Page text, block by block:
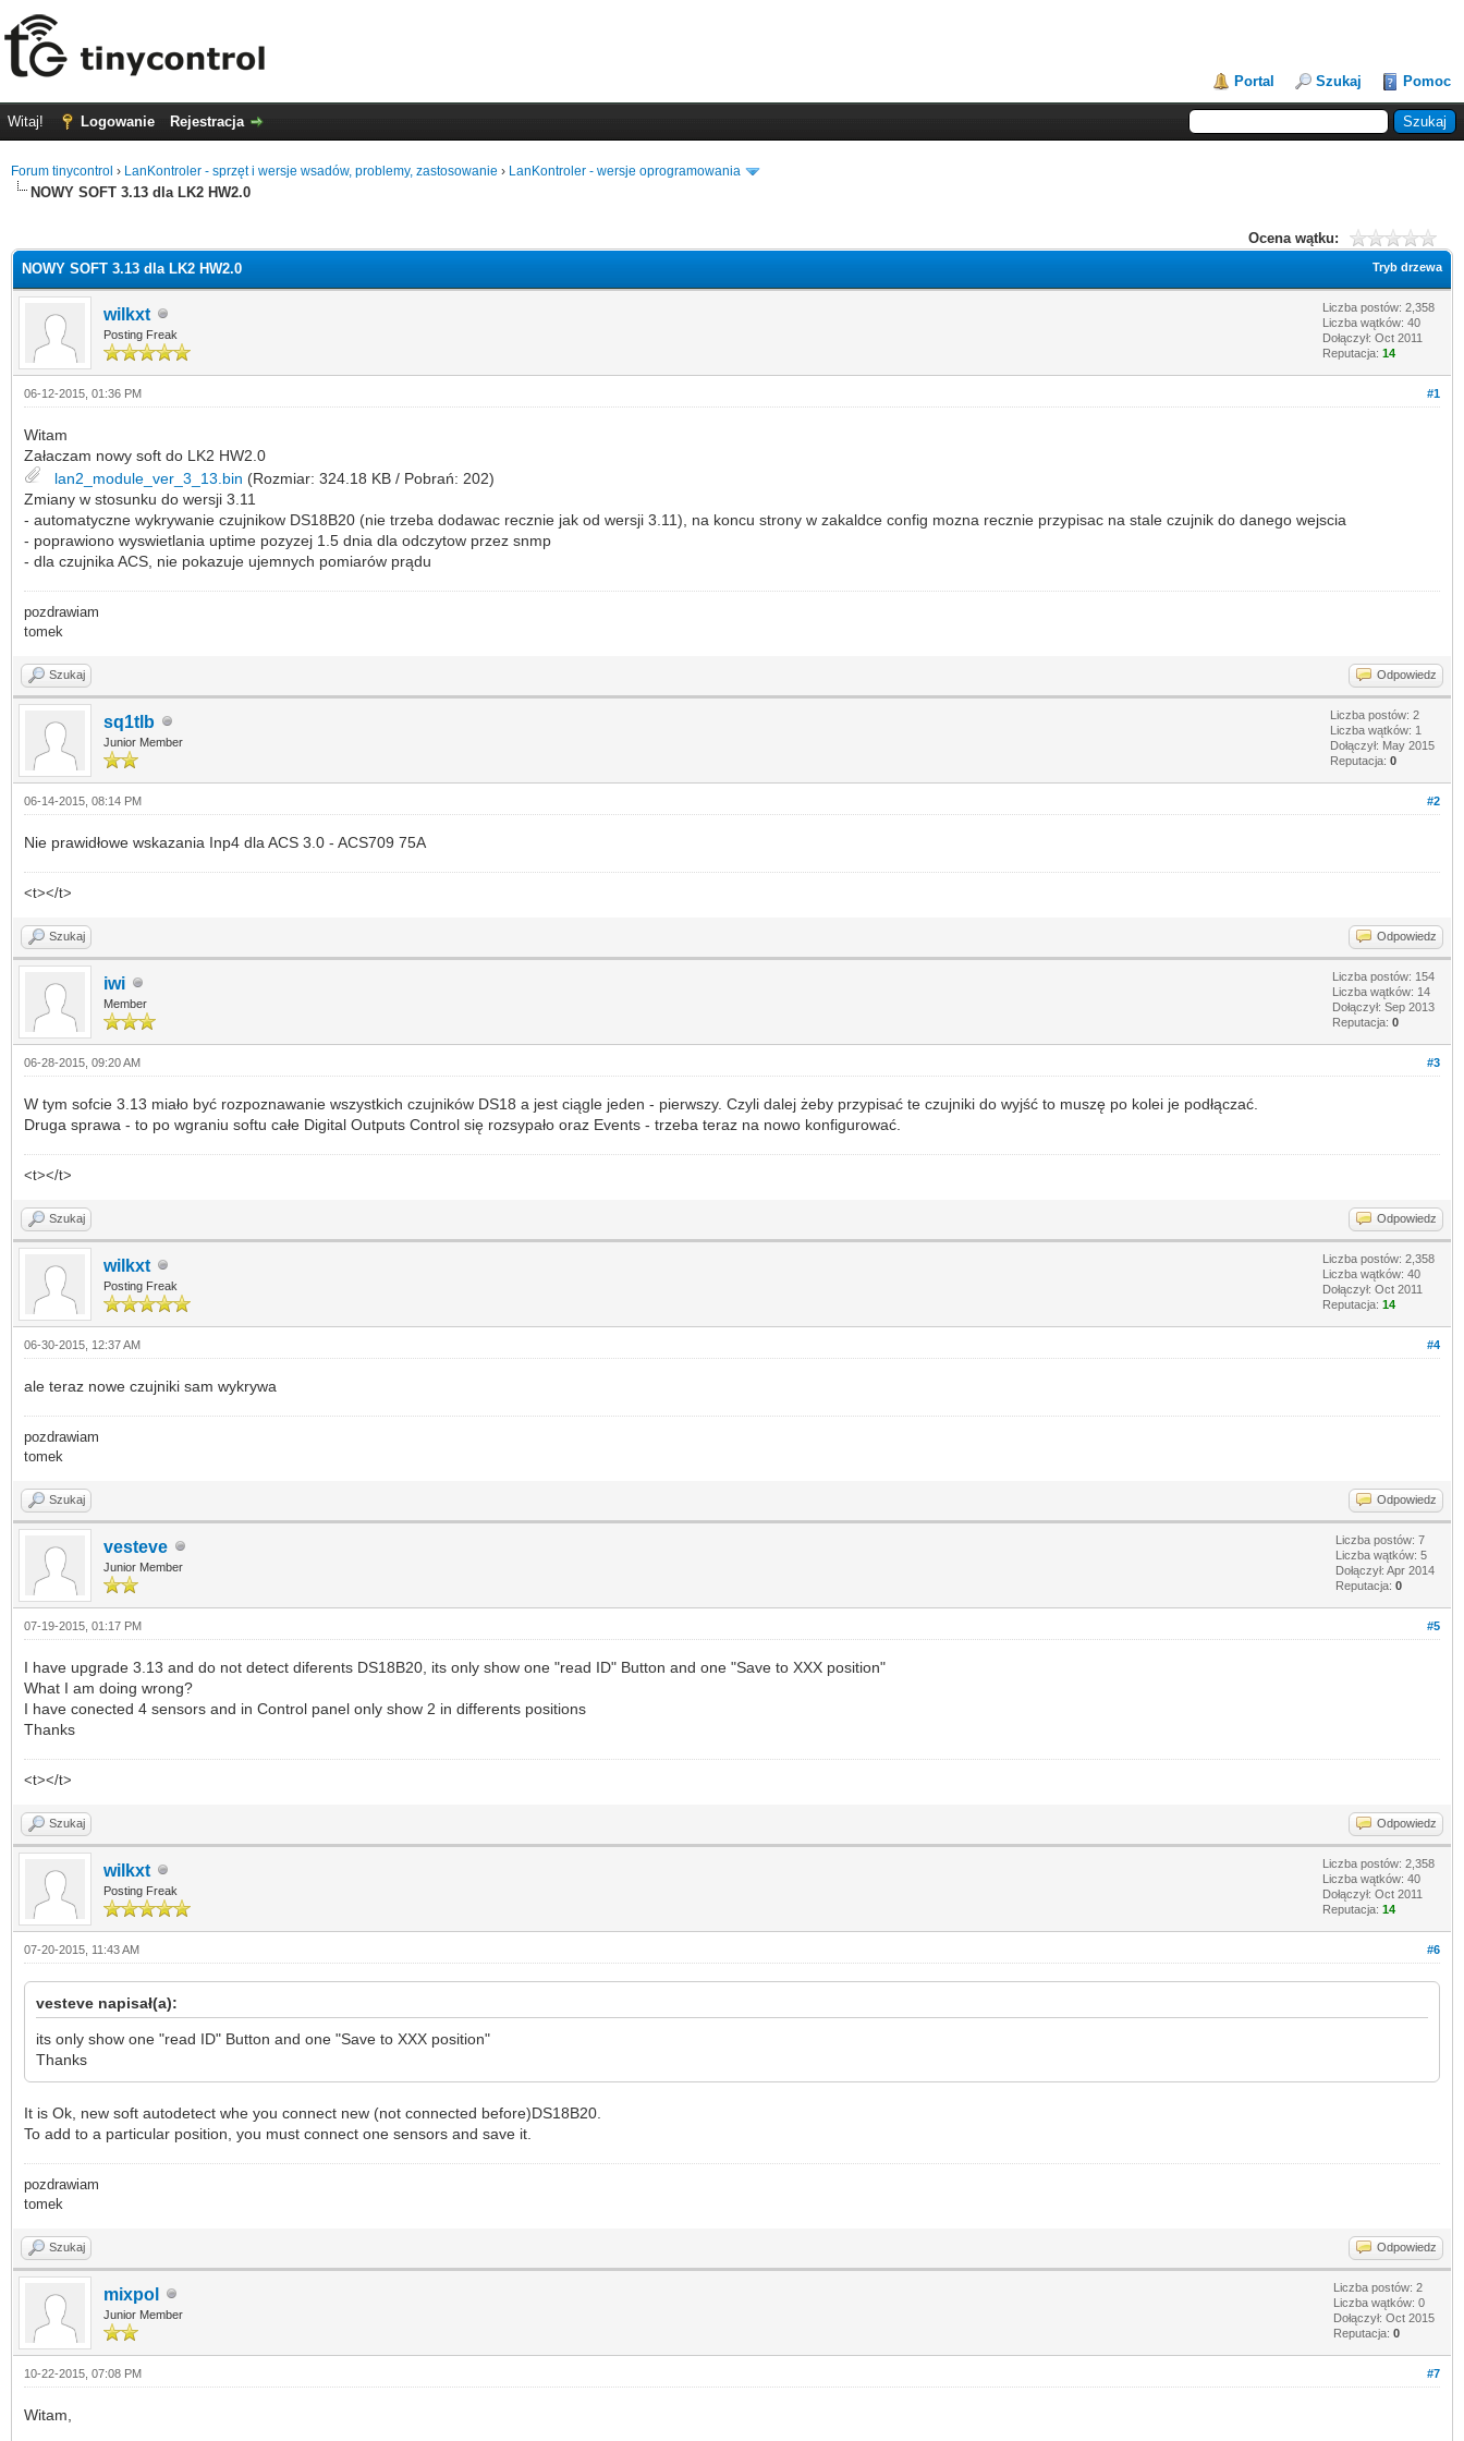
Portal Szukaj Pomoc
Witaj! Logowanie Rejestracja
Forum tinycontrol › LanKontroler - sprzęt i wersje wsadów, problemy, zastosowanie › LanKontroler - wersje oprogramowania
NOWY SOFT 3.13 dla LK2 HW2.0
Ocena wątku:
Tryb drzewa
NOWY SOFT 3.13 dla LK2 HW2.0
wilkxt
Posting Freak
Liczba postów: 2,358
Liczba wątków: 40
Dołączył: Oct 2011
Reputacja: 14
#1
06-12-2015, 01:36 PM
Witam
Załaczam nowy soft do LK2 HW2.0
lan2_module_ver_3_13.bin (Rozmiar: 324.18 KB / Pobrań: 202)
Zmiany w stosunku do wersji 3.11
- automatyczne wykrywanie czujnikow DS18B20 (nie trzeba dodawac recznie jak od wersji 3.11), na koncu strony w zakaldce config mozna recznie przypisac na stale czujnik do danego wejscia
- poprawiono wyswietlania uptime pozyzej 1.5 dnia dla odczytow przez snmp
- dla czujnika ACS, nie pokazuje ujemnych pomiarów prądu
pozdrawiam
tomek
Szukaj Odpowiedz
sq1tlb
Junior Member
Liczba postów: 2
Liczba wątków: 1
Dołączył: May 2015
Reputacja: 0
#2
06-14-2015, 08:14 PM
Nie prawidłowe wskazania Inp4 dla ACS 3.0 - ACS709 75A
<t></t>
Szukaj Odpowiedz
iwi
Member
Liczba postów: 154
Liczba wątków: 14
Dołączył: Sep 2013
Reputacja: 0
#3
06-28-2015, 09:20 AM
W tym sofcie 3.13 miało być rozpoznawanie wszystkich czujników DS18 a jest ciągle jeden - pierwszy. Czyli dalej żeby przypisać te czujniki do wyjść to muszę po kolei je podłączać.
Druga sprawa - to po wgraniu softu całe Digital Outputs Control się rozsypało oraz Events - trzeba teraz na nowo konfigurować.
<t></t>
Szukaj Odpowiedz
wilkxt
Posting Freak
Liczba postów: 2,358
Liczba wątków: 40
Dołączył: Oct 2011
Reputacja: 14
#4
06-30-2015, 12:37 AM
ale teraz nowe czujniki sam wykrywa
pozdrawiam
tomek
Szukaj Odpowiedz
vesteve
Junior Member
Liczba postów: 7
Liczba wątków: 5
Dołączył: Apr 2014
Reputacja: 0
#5
07-19-2015, 01:17 PM
I have upgrade 3.13 and do not detect diferents DS18B20, its only show one "read ID" Button and one "Save to XXX position"
What I am doing wrong?
I have conected 4 sensors and in Control panel only show 2 in differents positions
Thanks
<t></t>
Szukaj Odpowiedz
wilkxt
Posting Freak
Liczba postów: 2,358
Liczba wątków: 40
Dołączył: Oct 2011
Reputacja: 14
#6
07-20-2015, 11:43 AM
vesteve napisał(a):
its only show one "read ID" Button and one "Save to XXX position"
Thanks
It is Ok, new soft autodetect whe you connect new (not connected before)DS18B20.
To add to a particular position, you must connect one sensors and save it.
pozdrawiam
tomek
Szukaj Odpowiedz
mixpol
Junior Member
Liczba postów: 2
Liczba wątków: 0
Dołączył: Oct 2015
Reputacja: 0
#7
10-22-2015, 07:08 PM
Witam,